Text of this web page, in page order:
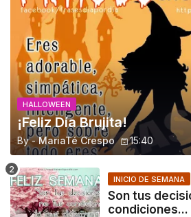
HALLOWEEN
¡Feliz Día Brujita!
By - MariaTé Crespo 15:40
INICIO DE SEMANA
Son tus
condiciones...